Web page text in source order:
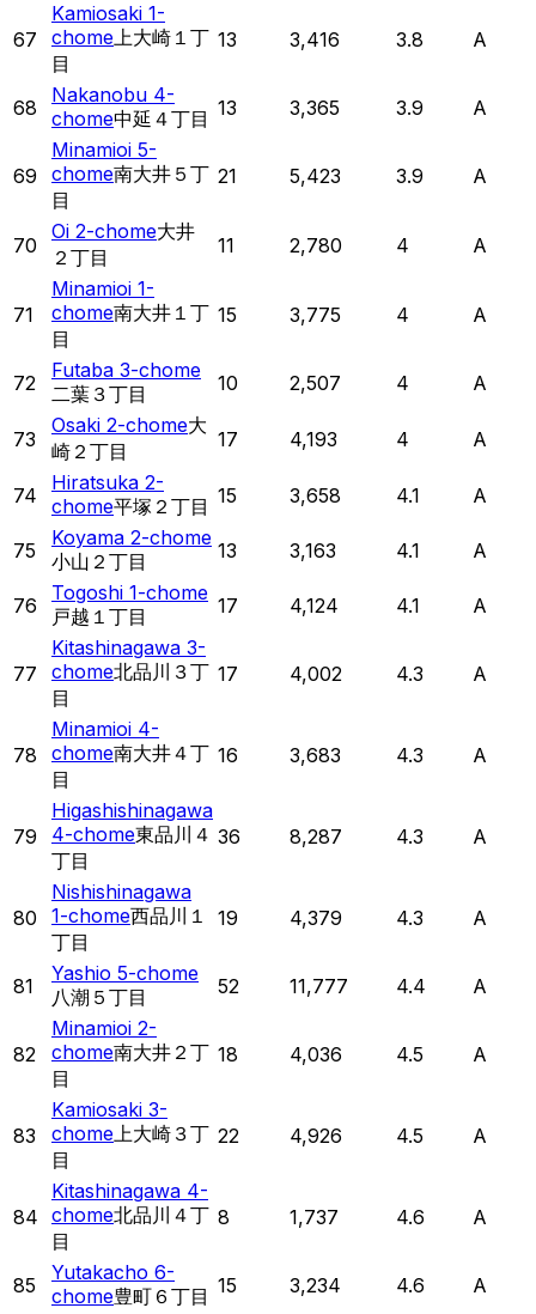
67
Kamiosaki 1-
chome上大崎１丁
目
13 3,416 3.8 A
68
Nakanobu 4-
chome中延４丁目 13 3,365 3.9 A
69
Minamioi 5-
chome南大井５丁
目
21 5,423 3.9 A
70
Oi 2-chome大井
２丁目
11 2,780 4 A
71
Minamioi 1-
chome南大井１丁
目
15 3,775 4 A
72
Futaba 3-chome
二葉３丁目
10 2,507 4 A
73
Osaki 2-chome大
崎２丁目
17 4,193 4 A
74
Hiratsuka 2-
chome平塚２丁目 15 3,658 4.1 A
75
Koyama 2-chome
小山２丁目
13 3,163 4.1 A
76
Togoshi 1-chome
戸越１丁目
17 4,124 4.1 A
77
Kitashinagawa 3-
chome北品川３丁
目
17 4,002 4.3 A
78
Minamioi 4-
chome南大井４丁
目
16 3,683 4.3 A
79
Higashishinagawa
4-chome東品川４
丁目
36 8,287 4.3 A
80
Nishishinagawa
1-chome西品川１
丁目
19 4,379 4.3 A
81
Yashio 5-chome
八潮５丁目
52 11,777 4.4 A
82
Minamioi 2-
chome南大井２丁
目
18 4,036 4.5 A
83
Kamiosaki 3-
chome上大崎３丁
目
22 4,926 4.5 A
84
Kitashinagawa 4-
chome北品川４丁
目
8 1,737 4.6 A
85
Yutakacho 6-
chome豊町６丁目 15 3,234 4.6 A